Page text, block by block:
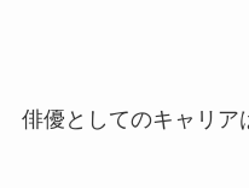
俳優としてのキャリア